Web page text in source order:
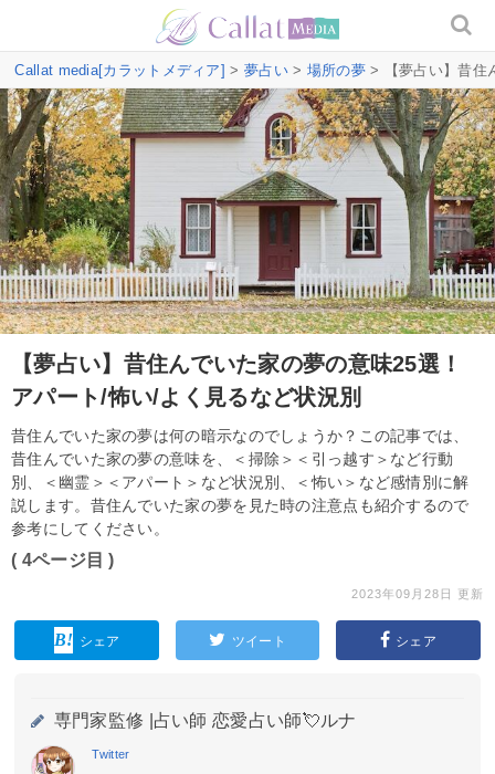
Callat media[カラットメディア] > 夢占い> 場所の夢> 【夢占い】昔住
【夢占い】昔住んでいた家の夢の意味25選！
アパート/怖い/よく見るなど状況別
昔住んでいた家の夢は何の暗示なのでしょうか？この記事では、
昔住んでいた家の夢の意味を、＜掃除＞＜引っ越す＞など行動
別、＜幽霊＞＜アパート＞など状況別、＜怖い＞など感情別に解
説します。昔住んでいた家の夢を見た時の注意点も紹介するので
参考にしてください。
( 4ページ目 )
2023年09月28日 更新
シェア ツイート シェア
専門家監修 | 占い師 恋愛占い師💘ルナ
Twitter